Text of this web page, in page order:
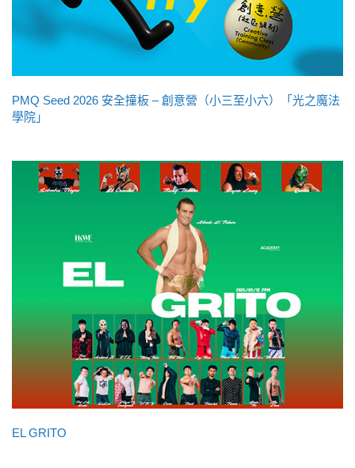
PMQ Seed 2026 安全撞板 – 創意營（小三至小六）「光之魔法
學院」
EL GRITO